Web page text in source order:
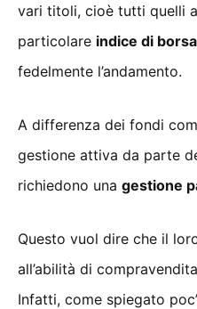
vari titoli, cioè tutti quelli
particolare indice di borsa
fedelmente l’andamento.
A differenza dei fondi
gestione attiva da parte
richiedono una gestione
Questo vuol dire che il
all’abilità di
Infatti, come spiegato